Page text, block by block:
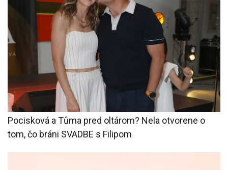
Pocisková a Tůma pred oltárom? Nela otvorene o
tom, čo bráni SVADBE s Filipom